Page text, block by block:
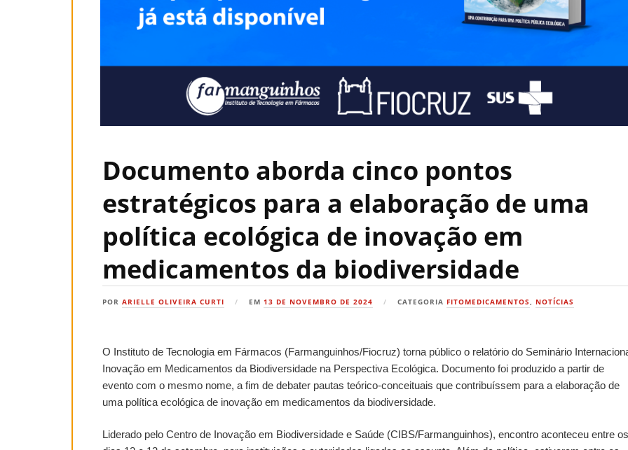
Documento aborda cinco pontos
estratégicos para a elaboração de uma
política ecológica de inovação em
medicamentos da biodiversidade
PORARIELLE OLIVEIRA CURTI EM13 DE NOVEMBRO DE 2024 CATEGORIA FITOMEDICAMENTOS NOTÍCIAS
O Instituto de Tecnologia em Fármacos (Farmanguinhos/Fiocruz) torna público o relatório do Seminário
Inovação em Medicamentos da Biodiversidade na Perspectiva Ecológica. Documento foi produzido a partir de
evento com o mesmo nome, a fim de debater pautas teórico-conceituais que contribuíssem para a elaboração de
uma política ecológica de inovação em medicamentos da biodiversidade.
Liderado pelo Centro de Inovação em Biodiversidade e Saúde (CIBS/Farmanguinhos), encontro aconteceu entre